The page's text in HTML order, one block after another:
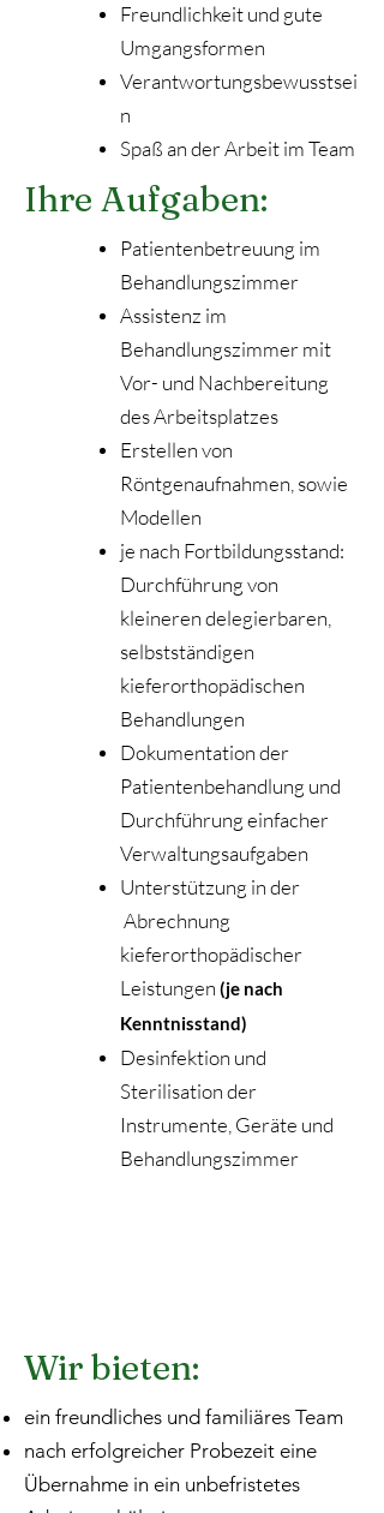
Freundlichkeit und gute
Umgangsformen
Verantwortungsbewusstsei
n
Spaß an der Arbeit im Team
Ihre Aufgaben:
Patientenbetreuung im
Behandlungszimmer
Assistenz im
Behandlungszimmer mit
Vor- und Nachbereitung
des Arbeitsplatzes
Erstellen von
Röntgenaufnahmen, sowie
Modellen
je nach Fortbildungsstand:
Durchführung von
kleineren delegierbaren,
selbstständigen
kieferorthopädischen
Behandlungen
Dokumentation der
Patientenbehandlung und
Durchführung einfacher
Verwaltungsaufgaben
Unterstützung in der
Abrechnung
kieferorthopädischer
Leistungen (je nach
Kenntnisstand)
Desinfektion und
Sterilisation der
Instrumente, Geräte und
Behandlungszimmer
Wir bieten:
ein freundliches und familiäres Team
nach erfolgreicher Probezeit eine
Übernahme in ein unbefristetes